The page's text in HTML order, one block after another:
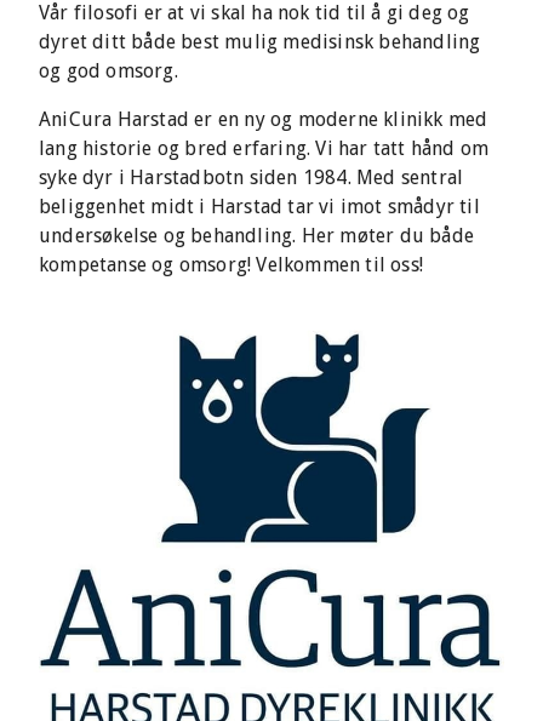
Vår filosofi er at vi skal ha nok tid til å gi deg og
dyret ditt både best mulig medisinsk behandling
og god omsorg.
AniCura Harstad er en ny og moderne klinikk med
lang historie og bred erfaring. Vi har tatt hånd om
syke dyr i Harstadbotn siden 1984. Med sentral
beliggenhet midt i Harstad tar vi imot smådyr til
undersøkelse og behandling. Her møter du både
kompetanse og omsorg! Velkommen til oss!